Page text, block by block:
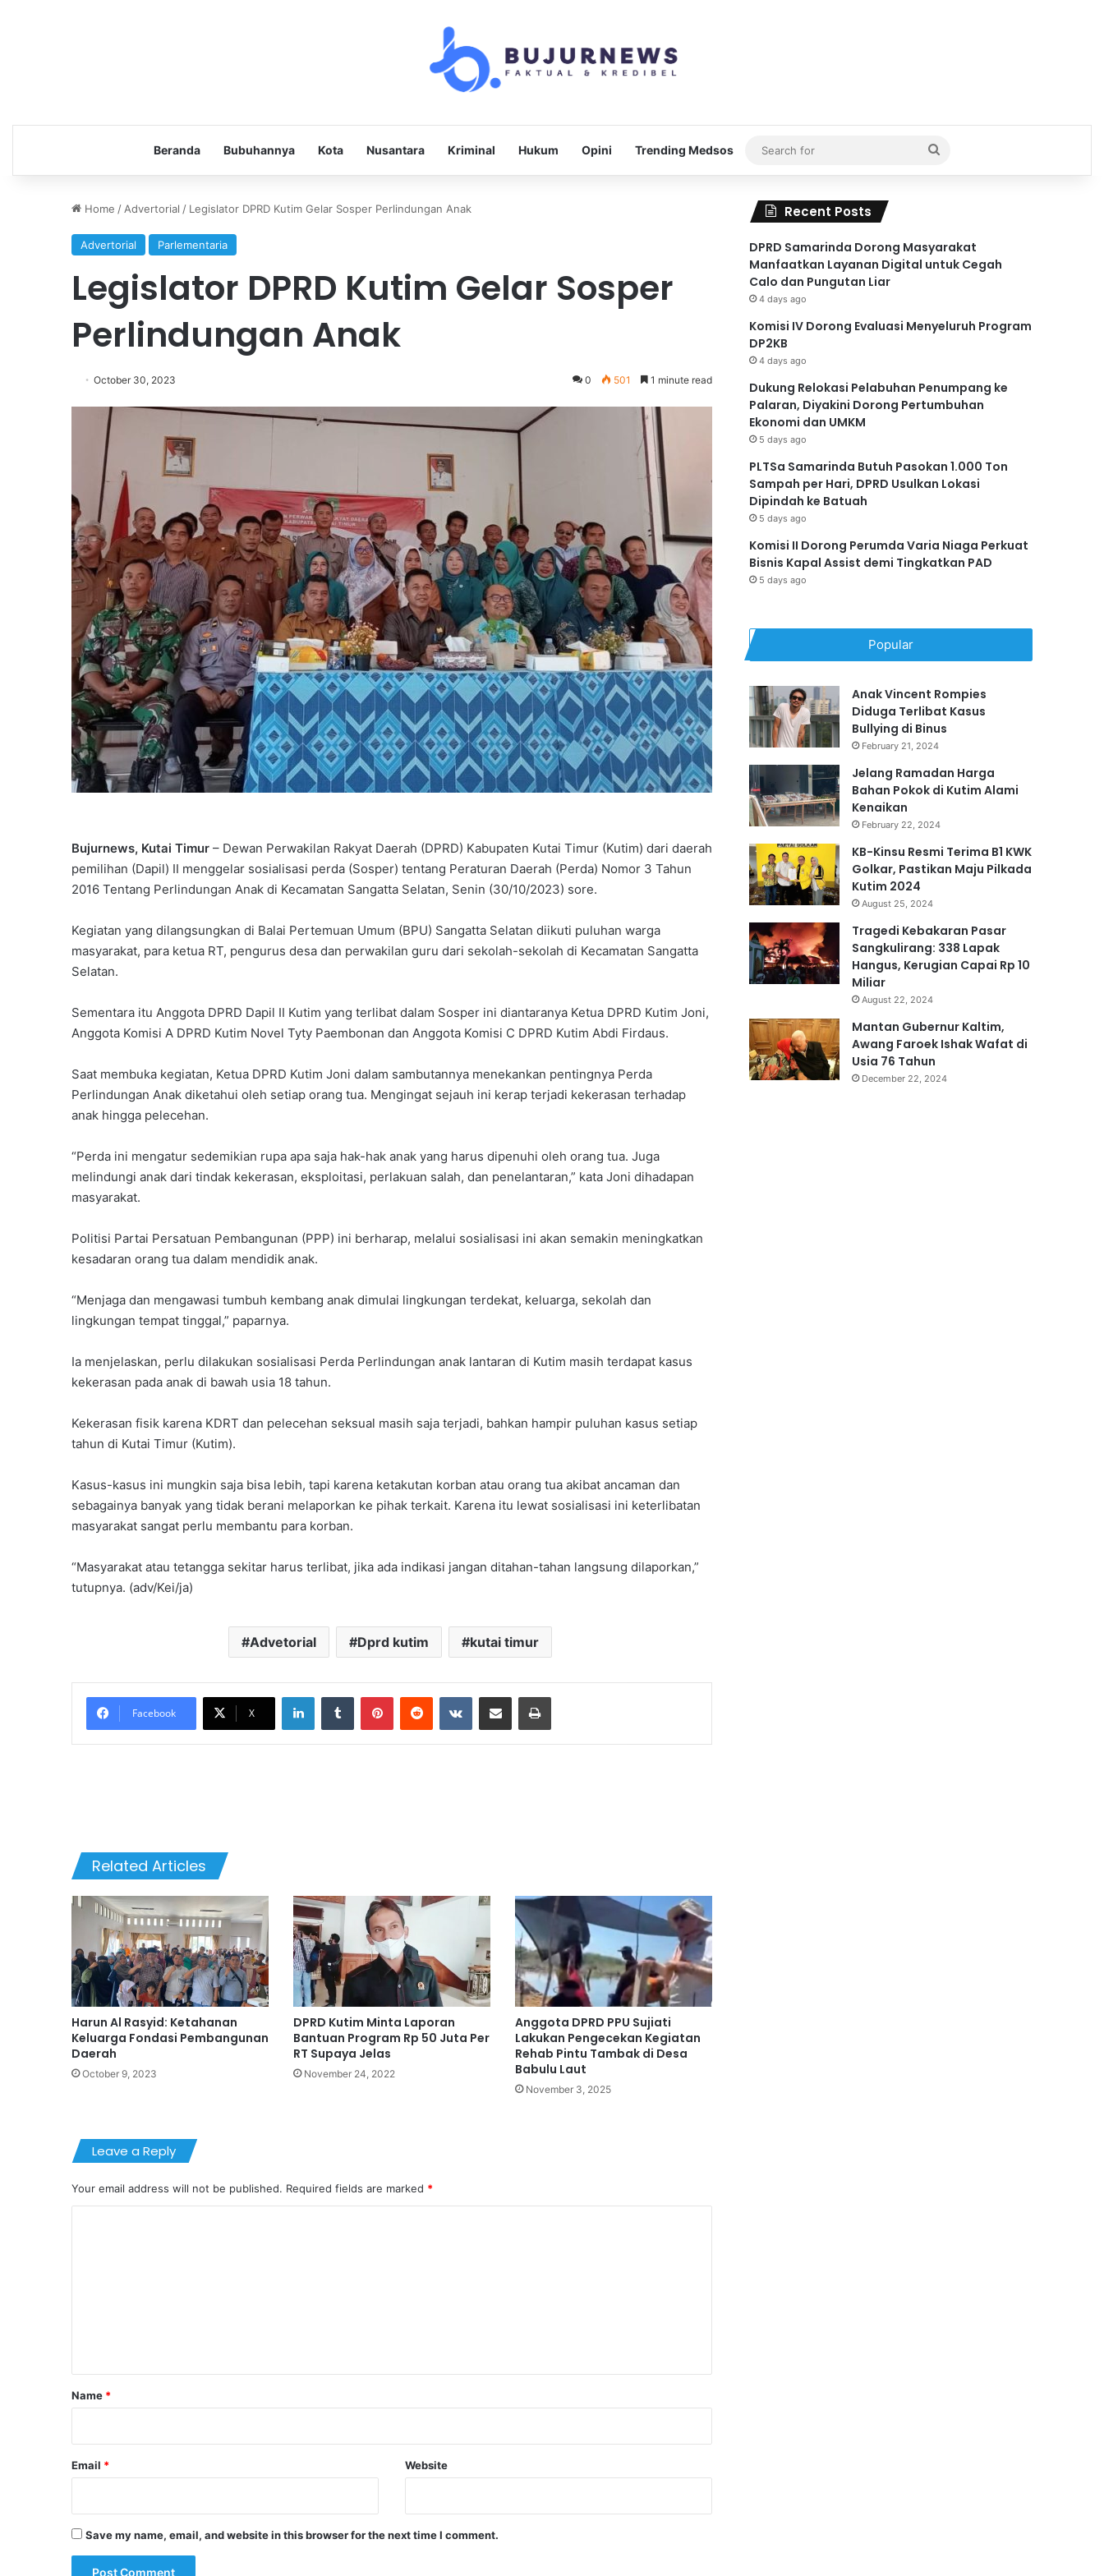
Beranda Bubuhannya Kota Nusantara Kriminal Hukum Opini Trending Medsos
Search
for
Home / Advertorial / Legislator DPRD Kutim Gelar Sosper Perlindungan Anak
Advertorial Parlementaria
Legislator DPRD Kutim Gelar Sosper
Perlindungan Anak
October 30, 2023 0 501 1 minute read
Bujurnews, Kutai Timur – Dewan Perwakilan Rakyat Daerah (DPRD) Kabupaten Kutai Timur (Kutim) dari daerah
pemilihan (Dapil) II menggelar sosialisasi perda (Sosper) tentang Peraturan Daerah (Perda) Nomor 3 Tahun
2016 Tentang Perlindungan Anak di Kecamatan Sangatta Selatan, Senin (30/10/2023) sore.
Kegiatan yang dilangsungkan di Balai Pertemuan Umum (BPU) Sangatta Selatan diikuti puluhan warga
masyarakat, para ketua RT, pengurus desa dan perwakilan guru dari sekolah-sekolah di Kecamatan Sangatta
Selatan.
Sementara itu Anggota DPRD Dapil II Kutim yang terlibat dalam Sosper ini diantaranya Ketua DPRD Kutim Joni,
Anggota Komisi A DPRD Kutim Novel Tyty Paembonan dan Anggota Komisi C DPRD Kutim Abdi Firdaus.
Saat membuka kegiatan, Ketua DPRD Kutim Joni dalam sambutannya menekankan pentingnya Perda
Perlindungan Anak diketahui oleh setiap orang tua. Mengingat sejauh ini kerap terjadi kekerasan terhadap
anak hingga pelecehan.
“Perda ini mengatur sedemikian rupa apa saja hak-hak anak yang harus dipenuhi oleh orang tua. Juga
melindungi anak dari tindak kekerasan, eksploitasi, perlakuan salah, dan penelantaran,” kata Joni dihadapan
masyarakat.
Politisi Partai Persatuan Pembangunan (PPP) ini berharap, melalui sosialisasi ini akan semakin meningkatkan
kesadaran orang tua dalam mendidik anak.
“Menjaga dan mengawasi tumbuh kembang anak dimulai lingkungan terdekat, keluarga, sekolah dan
lingkungan tempat tinggal,” paparnya.
Ia menjelaskan, perlu dilakukan sosialisasi Perda Perlindungan anak lantaran di Kutim masih terdapat kasus
kekerasan pada anak di bawah usia 18 tahun.
Kekerasan fisik karena KDRT dan pelecehan seksual masih saja terjadi, bahkan hampir puluhan kasus setiap
tahun di Kutai Timur (Kutim).
Kasus-kasus ini mungkin saja bisa lebih, tapi karena ketakutan korban atau orang tua akibat ancaman dan
sebagainya banyak yang tidak berani melaporkan ke pihak terkait. Karena itu lewat sosialisasi ini keterlibatan
masyarakat sangat perlu membantu para korban.
“Masyarakat atau tetangga sekitar harus terlibat, jika ada indikasi jangan ditahan-tahan langsung dilaporkan,”
tutupnya. (adv/Kei/ja)
Advetorial Dprd kutim kutai timur
Facebook X
LinkedInTumblr PinterestReddit VKontakteShare via Email Print
Related Articles
Harun Al Rasyid: Ketahanan
Keluarga Fondasi Pembangunan
Daerah
October 9, 2023
DPRD Kutim Minta Laporan
Bantuan Program Rp 50 Juta Per
RT Supaya Jelas
November 24, 2022
Anggota DPRD PPU Sujiati
Lakukan Pengecekan Kegiatan
Rehab Pintu Tambak di Desa
Babulu Laut
November 3, 2025
Leave a Reply
Your email address will not be published. Required fields are marked *
*
Name *
Email * Website
Save my name, email, and website in this browser for the next time I comment.
Recent Posts
DPRD Samarinda Dorong Masyarakat
Manfaatkan Layanan Digital untuk Cegah
Calo dan Pungutan Liar
4 days ago
Komisi IV Dorong Evaluasi Menyeluruh Program
DP2KB
4 days ago
Dukung Relokasi Pelabuhan Penumpang ke
Palaran, Diyakini Dorong Pertumbuhan
Ekonomi dan UMKM
5 days ago
PLTSa Samarinda Butuh Pasokan 1.000 Ton
Sampah per Hari, DPRD Usulkan Lokasi
Dipindah ke Batuah
5 days ago
Komisi II Dorong Perumda Varia Niaga Perkuat
Bisnis Kapal Assist demi Tingkatkan PAD
5 days ago
Popular
Anak Vincent Rompies
Diduga Terlibat Kasus
Bullying di Binus
February 21, 2024
Jelang Ramadan Harga
Bahan Pokok di Kutim Alami
Kenaikan
February 22, 2024
KB-Kinsu Resmi Terima B1 KWK
Golkar, Pastikan Maju Pilkada
Kutim 2024
August 25, 2024
Tragedi Kebakaran Pasar
Sangkulirang: 338 Lapak
Hangus, Kerugian Capai Rp 10
Miliar
August 22, 2024
Mantan Gubernur Kaltim,
Awang Faroek Ishak Wafat di
Usia 76 Tahun
December 22, 2024